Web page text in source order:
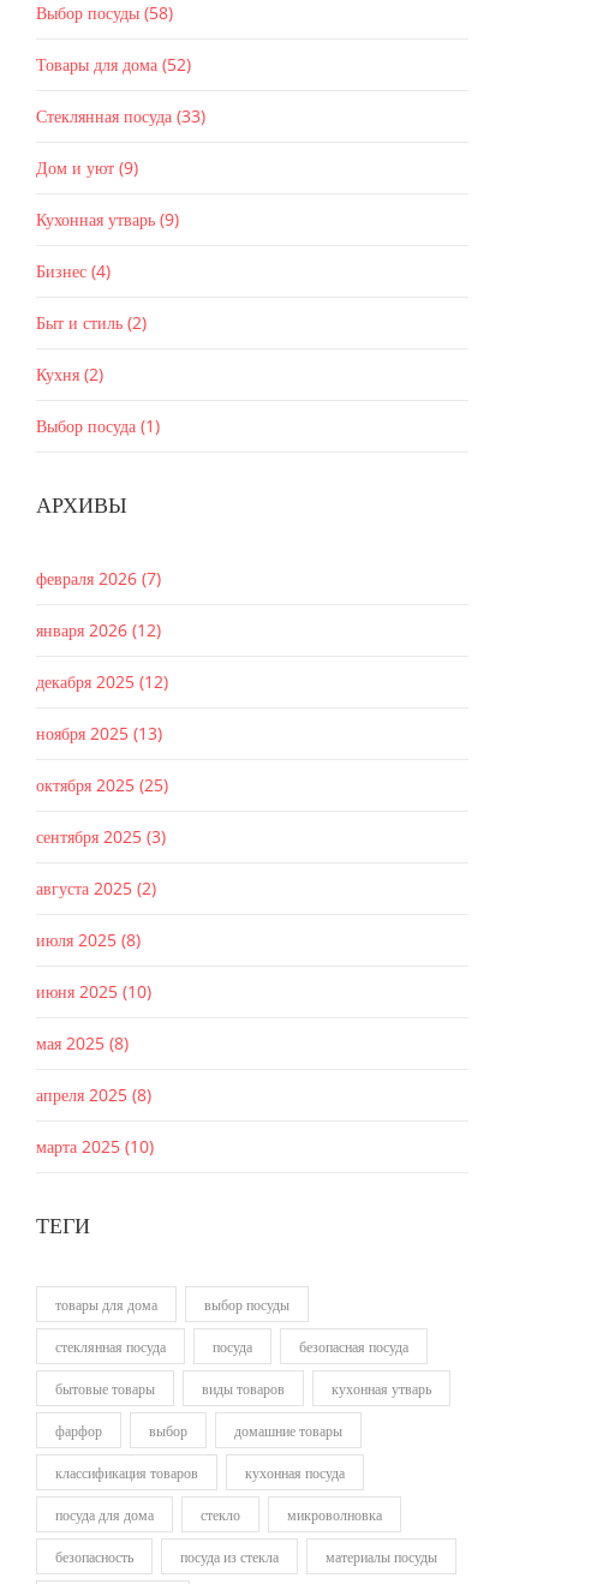
Выбор посуды (58)
Товары для дома (52)
Стеклянная посуда (33)
Дом и уют (9)
Кухонная утварь (9)
Бизнес (4)
Быт и стиль (2)
Кухня (2)
Выбор посуда (1)
АРХИВЫ
февраля 2026 (7)
января 2026 (12)
декабря 2025 (12)
ноября 2025 (13)
октября 2025 (25)
сентября 2025 (3)
августа 2025 (2)
июля 2025 (8)
июня 2025 (10)
мая 2025 (8)
апреля 2025 (8)
марта 2025 (10)
ТЕГИ
товары для дома выбор посуды
стеклянная посуда посуда безопасная посуда
бытовые товары виды товаров кухонная утварь
фарфор выбор домашние товары
классификация товаров кухонная посуда
посуда для дома стекло микроволновка
безопасность посуда из стекла материалы посуды